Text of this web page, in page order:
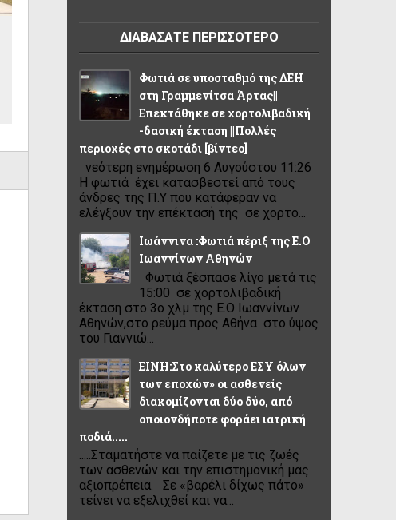
ΔΙΑΒΑΣΑΤΕ ΠΕΡΙΣΣΟΤΕΡΟ
Φωτιά σε υποσταθμό της ΔΕΗ
στη Γραμμενίτσα Άρτας||
Επεκτάθηκε σε χορτολιβαδική
-δασική έκταση ||Πολλές
περιοχές στο σκοτάδι [βίντεο]
νεότερη ενημέρωση 6 Αυγούστου 11:26
Η φωτιά έχει κατασβεστεί από τους
άνδρες της Π.Υ που κατάφεραν να
ελέγξουν την επέκτασή της σε χορτο...
Ιωάννινα :Φωτιά πέριξ της Ε.Ο
Ιωαννίνων Αθηνών
Φωτιά ξέσπασε λίγο μετά τις
15:00 σε χορτολιβαδική
έκταση στο 3ο χλμ της Ε.Ο Ιωαννίνων
Αθηνών,στο ρεύμα προς Αθήνα στο ύψος
του Γιαννιώ...
ΕΙΝΗ:Στο καλύτερο ΕΣΥ όλων
των εποχών» οι ασθενείς
διακομίζονται δύο δύο, από
οποιονδήποτε φοράει ιατρική
ποδιά.....
.....Σταματήστε να παίζετε με τις ζωές
των ασθενών και την επιστημονική μας
αξιοπρέπεια. Σε «βαρέλι δίχως πάτο»
τείνει να εξελιχθεί και να...